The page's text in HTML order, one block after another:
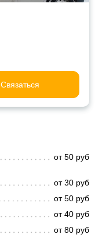
Связаться
от 50 руб
от 30 руб
от 50 руб
от 40 руб
от 80 руб